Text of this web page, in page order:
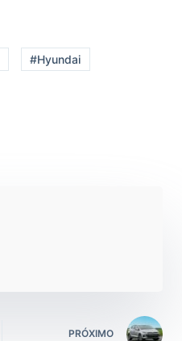
#Hyundai
PRÓXIMO